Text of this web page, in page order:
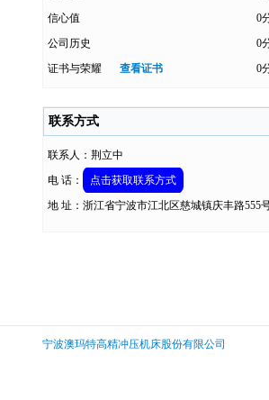
0
信心值
0
公司历史
0
证书与荣耀 查看证书
联系方式
联系人：荆立中
电 话：
点击获取联系方式
地 址：浙江省宁波市江北区慈城镇庆丰路555
宁波澳玛特高精冲压机床股份有限公司